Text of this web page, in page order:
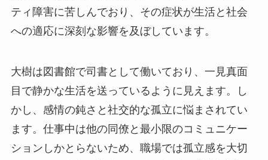
ティ障害に苦しんでおり、その症状が生活と社会
への適応に深刻な影響を及ぼしています。
大樹は図書館で司書として働いており、一見真面
目で静かな生活を送っているように見えます。し
かし、感情の鈍さと社交的な孤立に悩まされてい
ます。仕事中は他の同僚と最小限のコミュニケー
ションしかとらないため、職場では孤立感を大切